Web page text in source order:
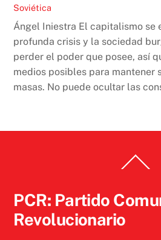
Soviética
Ángel Iniestra El capitalismo se
profunda crisis y la sociedad
perder el poder que posee, así
medios posibles para mantener
masas. No puede ocultar las
To
PCR: Partido
Revolucionario